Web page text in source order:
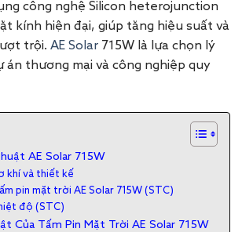
công nghệ Silicon heterojunction
kính hiện đại, giúp tăng hiệu suất và
trội. AE Solar 715W là lựa chọn lý
án thương mại và công nghiệp quy
AE Solar 715W
khí và thiết kế
pin mặt trời AE Solar 715W (STC)
độ (STC)
Của Tấm Pin Mặt Trời AE Solar 715W